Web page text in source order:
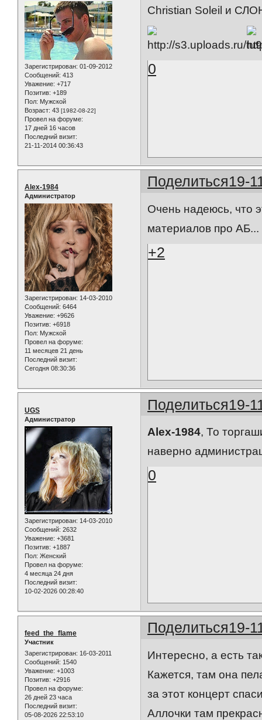
Зарегистрирован: 01-09-2012
Сообщений: 413
Уважение: +717
Позитив: +189
Пол: Мужской
Возраст: 43 [1982-08-22]
Провел на форуме:
17 дней 16 часов
Последний визит:
21-11-2014 00:36:43
Christian Soleil и
0
Поделиться19-
Alex-1984
Администратор
Зарегистрирован: 14-03-2010
Сообщений: 6464
Уважение: +9626
Позитив: +6918
Пол: Мужской
Провел на форуме:
11 месяцев 21 день
Последний визит:
Сегодня 08:30:36
Очень надеюсь, что
материалов про
+2
Поделиться19-
UGS
Администратор
Зарегистрирован: 14-03-2010
Сообщений: 2632
Уважение: +3681
Позитив: +1887
Пол: Женский
Провел на форуме:
4 месяца 24 дня
Последний визит:
10-02-2026 00:28:40
Alex-1984, То
наверно
0
Поделиться19-
feed_the_flame
Участник
Зарегистрирован: 16-03-2011
Сообщений: 1540
Уважение: +1003
Позитив: +2916
Провел на форуме:
26 дней 23 часа
Последний визит:
05-08-2026 22:53:10
Интересно, а есть
Кажется, там она
за этот концерт
Аллочки там